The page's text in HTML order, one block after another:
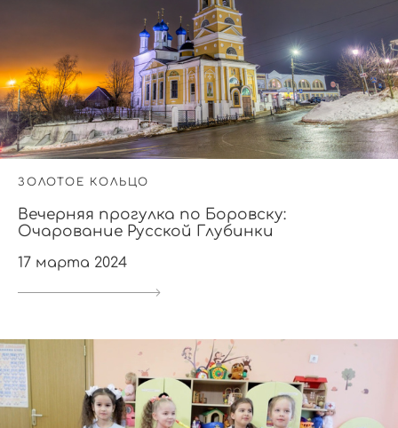
ЗОЛОТОЕ КОЛЬЦО
Вечерняя прогулка по Боровску:
Очарование Русской Глубинки
17 марта 2024